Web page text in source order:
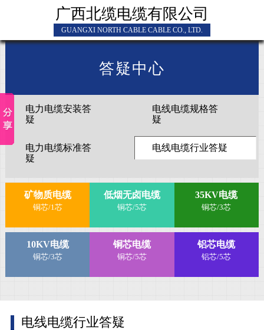
广西北缆电缆有限公司
GUANGXI NORTH CABLE CABLE CO., LTD.
答疑中心
电力电缆安装答
疑
电线电缆规格答
疑
电力电缆标准答
疑
电线电缆行业答疑
矿物质电缆
铜芯/1芯
低烟无卤电缆
铜芯/5芯
35KV电缆
铜芯/3芯
10KV电缆
铜芯/3芯
铜芯电缆
铜芯/5芯
铝芯电缆
铝芯/5芯
电线电缆行业答疑